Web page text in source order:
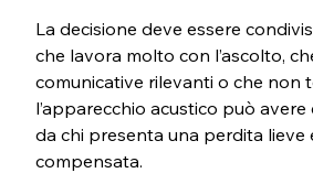
La decisione deve essere
che lavora molto con l’ascolto,
comunicative rilevanti o che non
l’apparecchio acustico può avere
da chi presenta una perdita lieve
compensata.